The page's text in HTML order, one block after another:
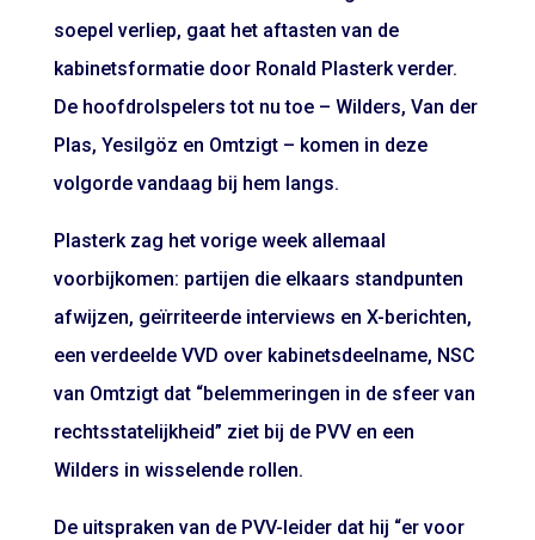
soepel verliep, gaat het aftasten van de
kabinetsformatie door Ronald Plasterk verder.
De hoofdrolspelers tot nu toe – Wilders, Van der
Plas, Yesilgöz en Omtzigt – komen in deze
volgorde vandaag bij hem langs.
Plasterk zag het vorige week allemaal
voorbijkomen: partijen die elkaars standpunten
afwijzen, geïrriteerde interviews en X-berichten,
een verdeelde VVD over kabinetsdeelname, NSC
van Omtzigt dat “belemmeringen in de sfeer van
rechtsstatelijkheid” ziet bij de PVV en een
Wilders in wisselende rollen.
De uitspraken van de PVV-leider dat hij “er voor